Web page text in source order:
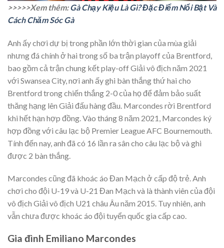
>>>>>Xem thêm:Gà Chạy Kiệu Là Gì? Đặc Điểm Nổi Bật Và
Cách Chăm Sóc Gà
Anh ấy chơi dự bị trong phần lớn thời gian của mùa giải
nhưng đá chính ở hai trong số ba trận playoff của Brentford,
bao gồm cả trận chung kết play-off Giải vô địch năm 2021
với Swansea City, nơi anh ấy ghi bàn thắng thứ hai cho
Brentford trong chiến thắng 2-0 của họ để đảm bảo suất
thăng hạng lên Giải đấu hàng đầu. Marcondes rời Brentford
khi hết hạn hợp đồng. Vào tháng 8 năm 2021, Marcondes ký
hợp đồng với câu lạc bộ Premier League AFC Bournemouth.
Tính đến nay, anh đã có 16 lần ra sân cho câu lạc bộ và ghi
được 2 bàn thắng.
Marcondes cũng đã khoác áo Đan Mạch ở cấp độ trẻ. Anh
chơi cho đội U-19 và U-21 Đan Mạch và là thành viên của đội
vô địch Giải vô địch U21 châu Âu năm 2015. Tuy nhiên, anh
vẫn chưa được khoác áo đội tuyển quốc gia cấp cao.
Gia đình Emiliano Marcondes